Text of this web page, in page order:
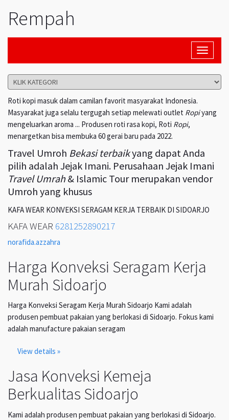
Rempah
Toggle
Roti kopi masuk dalam camilan favorit masyarakat Indonesia.
Masyarakat juga selalu tergugah setiap melewati outlet Ropiyang
mengeluarkan aroma ... Produsen roti rasa kopi, Roti Ropi,
menargetkan bisa membuka 60 gerai baru pada 2022.
Travel Umroh Bekasi terbaikyang dapat Anda
pilih adalah Jejak Imani. Perusahaan Jejak Imani
Travel Umrah& Islamic Tour merupakan vendor
Umroh yang khusus
KAFA WEAR KONVEKSI SERAGAM KERJA TERBAIK DI SIDOARJO
KAFA WEAR 6281252890217
norafida.azzahra
Harga Konveksi Seragam Kerja
Murah Sidoarjo
Harga Konveksi Seragam Kerja Murah Sidoarjo Kami adalah
produsen pembuat pakaian yang berlokasi di Sidoarjo. Fokus kami
adalah manufacture pakaian seragam
View details »
Jasa Konveksi Kemeja
Berkualitas Sidoarjo
Kami adalah produsen pembuat pakaian yang berlokasi di Sidoarjo.